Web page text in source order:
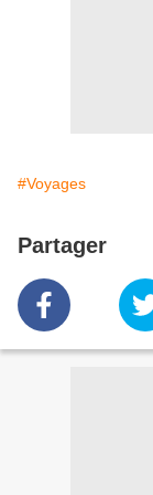
#Voyages
Partager